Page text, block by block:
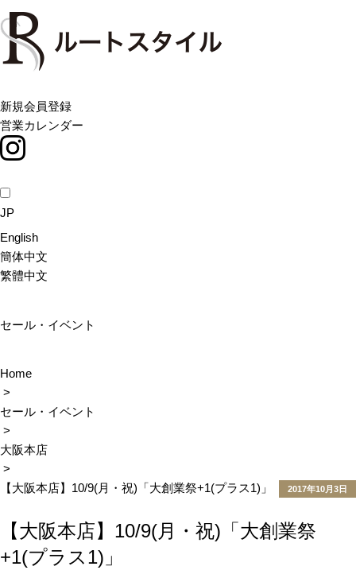
to
content
新規会員登録
営業カレンダー
JP
English
簡体中文
繁體中文
セール・イベント
Home
>
セール・イベント
>
大阪本店
>
【大阪本店】10/9(月・祝)「大創業祭+1(プラス1)」
POSTED
2017年10月3日
【大阪本店】10/9(月・祝)「大創業祭
+1(プラス1)」